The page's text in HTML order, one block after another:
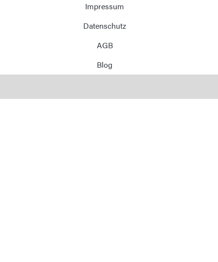
Impressum
Datenschutz
AGB
Blog